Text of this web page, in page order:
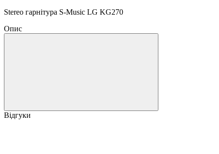
Stereo гарнітура S-Music LG KG270
Опис
Відгуки